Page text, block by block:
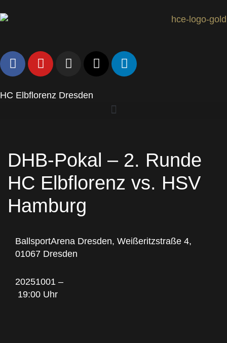
HC Elbflorenz Dresden
DHB-Pokal – 2. Runde
HC Elbflorenz vs. HSV
Hamburg
BallsportArena Dresden, Weißeritzstraße 4,
01067 Dresden
20251001 –
19:00 Uhr